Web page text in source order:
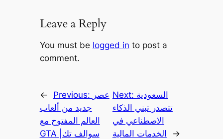
Leave a Reply
You must be logged in to post a
comment.
← Previous: عصر
جديد من ألعاب
العالم المفتوح مع
GTA |سوالف تك
Next: السعودية
تتصدر تبني الذكاء
الاصطناعي في
الخدمات المالية
→